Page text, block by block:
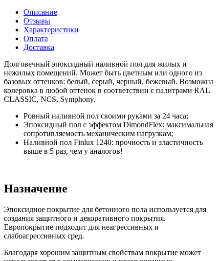
Описание
Отзывы
Характеристики
Оплата
Доставка
Долговечный эпоксидный наливной пол для жилых и
нежилых помещений. Может быть цветным или одного из
базовых оттенков: белый, серый, черный, бежевый. Возможна
колеровка в любой оттенок в соответствии с палитрами RAL
CLASSIC, NCS, Symphony.
Ровный наливной пол своими руками за 24 часа;
Эпоксидный пол с эффектом DimondFlex: максимальная
сопротивляемость механическим нагрузкам;
Наливной пол Finlux 1240: прочность и эластичность
выше в 5 раз, чем у аналогов!
Назначение
Эпоксидное покрытие для бетонного пола используется для
создания защитного и декоративного покрытия.
Европокрытие подходит для неагрессивных и
слабоагрессивных сред.
Благодаря хорошим защитным свойствам покрытие может